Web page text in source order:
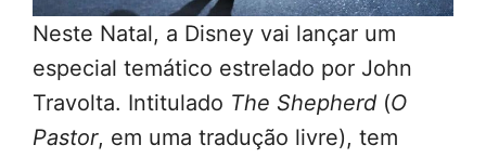
Neste Natal, a Disney vai lançar um
especial temático estrelado por John
Travolta. Intitulado The Shepherd (O
Pastor, em uma tradução livre), tem